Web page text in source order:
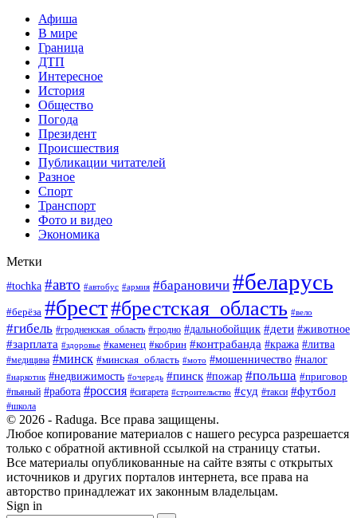
Афиша
В мире
Граница
ДТП
Интересное
История
Общество
Погода
Президент
Происшествия
Публикации читателей
Разное
Спорт
Транспорт
Фото и видео
Экономика
Метки
#tochka #авто #автобус #армия #барановичи #беларусь
#берёза #брест#брестская_область #вело
#гибель #гродненская_область #гродно #дальнобойщик #дети #животное
#зарплата #здоровье #каменец #кобрин #контрабанда #кража #литва
#медицина #минск #минская_область #мото #мошенничество #налог
#наркотик #недвижимость #очередь #пинск #пожар #польша #приговор
#пьяный #работа #россия #сигарета #строительство #суд #такси #футбол
#школа
© 2026 - Raduga. Все права защищены.
Любое копирование материалов с нашего ресурса разрешается
только с обратной активной ссылкой на страницу статьи.
Все материалы опубликованные на сайте взяты с открытых
источников и других порталов интернета, все права на
авторство принадлежат их законным владельцам.
Sign in